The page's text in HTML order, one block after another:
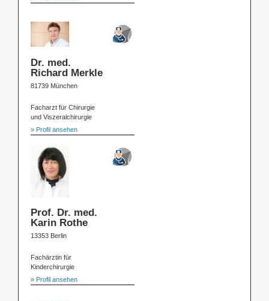
Dr. med.
Richard Merkle
81739 München
Facharzt für Chirurgie
und Viszeralchirurgie
» Profil ansehen
Prof. Dr. med.
Karin Rothe
13353 Berlin
Fachärztin für
Kinderchirurgie
» Profil ansehen